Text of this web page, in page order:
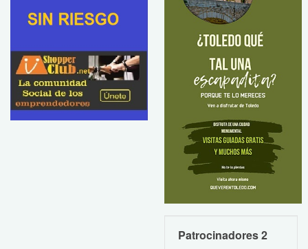
Patrocinadores 2